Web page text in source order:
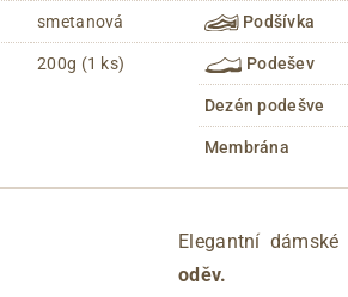
smetanová
200g (1 ks)
Podšívka
Podešev
Dezén podešve
Membrána
Elegantní dámské
oděv.